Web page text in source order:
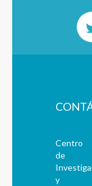
Centro
de
y